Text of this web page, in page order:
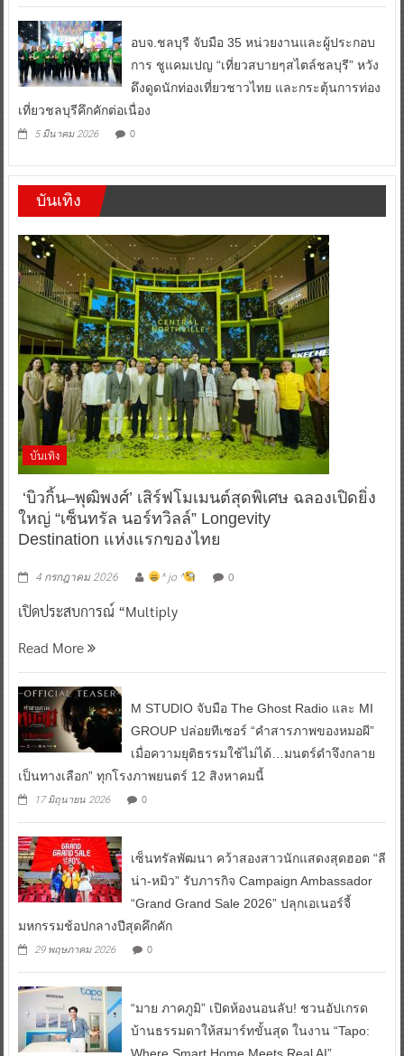
อบจ.ชลบุรี จับมือ 35 หน่วยงานและผู้ประกอบ
การ ชูแคมเปญ “เที่ยวสบายๆสไตล์ชลบุรี” หวัง
ดึงดูดนักท่องเที่ยวชาวไทย และกระตุ้นการท่อง
5 มีนาคม 2026 0
บันเทิง
บันเทิง
‘บิวกิ้น–พุฒิพงศ์’ เสิร์ฟโมเมนต์สุดพิเศษ ฉลองเปิดยิ่ง
Destination แห่งแรกของไทย
4 กรกฎาคม 2026 ^ jo ^
เปิดประสบการณ์ “Multiply
Read More
M STUDIO จับมือ The Ghost Radio และ MI
GROUP ปล่อยทีเซอร์ “คำสารภาพของหมอผี”
เมื่อความยุติธรรมใช้ไม่ได้…มนตร์ดำจึงกลาย
17 มิถุนายน 2026
เซ็นทรัลพัฒนา คว้าสองสาวนักแสดงสุดฮอต “ลี
น่า-หมิว” รับภารกิจ Campaign Ambassador
“Grand Grand Sale 2026” ปลุกเอเนอร์จี้
29 พฤษภาคม 2026
“มาย ภาคภูมิ” เปิดห้องนอนลับ! ชวนอัปเกรด